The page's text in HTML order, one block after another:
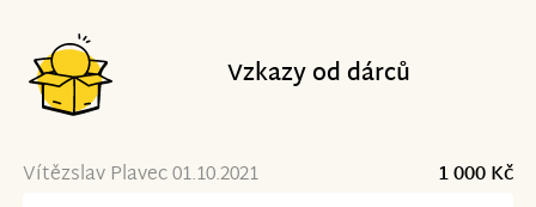
Vzkazy od dárců
Vítězslav Plavec 01.10.2021
1 000 Kč